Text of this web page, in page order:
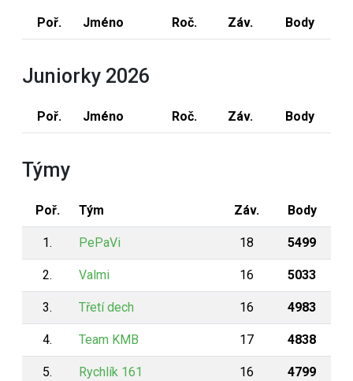
Poř. Jméno Roč. Záv. Body
Juniorky 2026
Poř. Jméno Roč. Záv. Body
Týmy
Poř. Tým Záv. Body
1. PePaVi 18 5499
2. Valmi 16 5033
3. Třetí dech 16 4983
4. Team KMB 17 4838
5. Rychlík 161 16 4799